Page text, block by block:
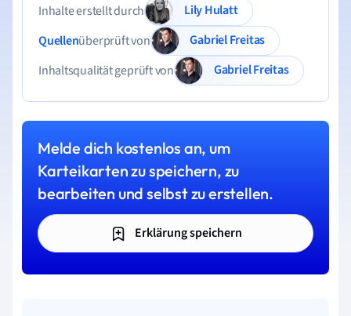
Inhalte erstellt durch
Lily Hulatt
Quellenüberprüft von
Gabriel Freitas
Inhaltsqualität geprüft von
Gabriel Freitas
Melde dich kostenlos an, um
Karteikarten zu speichern, zu
bearbeiten und selbst zu erstellen.
Erklärung speichern